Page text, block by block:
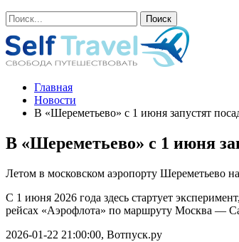
Главная
Новости
В «Шереметьево» с 1 июня запустят
В «Шереметьево» с 1 июня
Летом в московском аэропорту Шереметьево
С 1 июня 2026 года здесь стартует
рейсах «Аэрофлота» по маршруту Москва —
2026-01-22 21:00:00, Вотпуск.ру